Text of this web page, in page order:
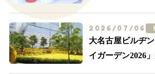
2026/07/06
大名古屋ビルヂ
イガーデン2026